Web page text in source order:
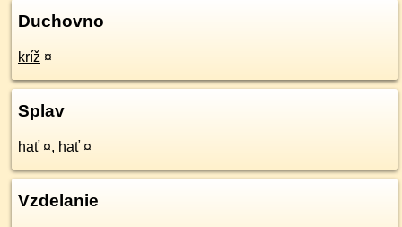
Duchovno
kríž ¤
Splav
hať ¤, hať ¤
Vzdelanie